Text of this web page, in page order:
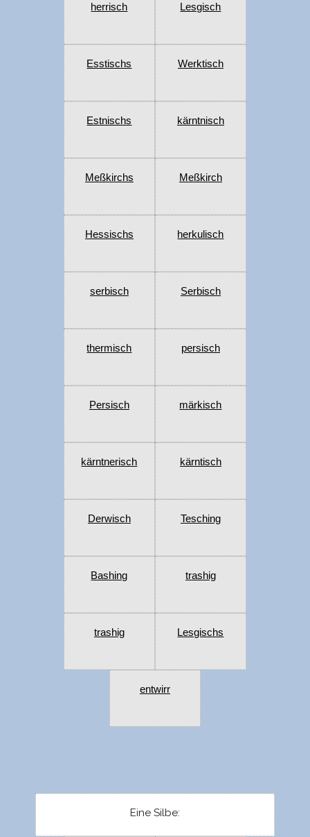
herrisch Lesgisch
Esstischs Werktisch
Estnischs kärntnisch
Meßkirchs Meßkirch
Hessischs herkulisch
serbisch Serbisch
thermisch persisch
Persisch märkisch
kärntnerisch kärntisch
Derwisch Tesching
Bashing trashig
trashig Lesgischs
entwirr
Eine Silbe: